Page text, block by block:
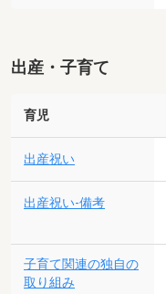
出産・子育て
育児
出産祝い
出産祝い-備考
子育て関連の独自の
取り組み